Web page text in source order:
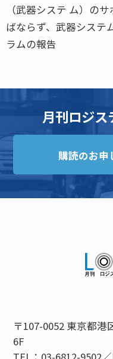
（武器システ ム）の
ばならず、武器システ
ラムの報告
月刊ロジス
購読のお申
〒107-0052 東京都
6F